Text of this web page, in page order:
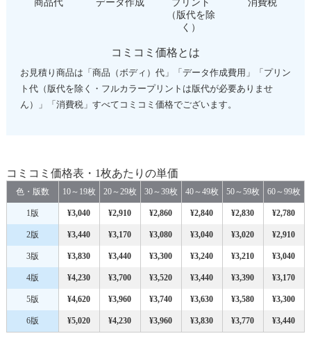
商品代 データ作成
プリント
（版代を除
く）
消費税
コミコミ価格とは
お見積り商品は「商品（ボディ）代」「データ作成費用」「プリン
ト代（版代を除く・フルカラープリントは版代が必要ありませ
ん）」「消費税」すべてコミコミ価格でございます。
コミコミ価格表・1枚あたりの単価
色・版数 10～19枚 20～29枚 30～39枚 40～49枚 50～59枚 60～99枚
1版 ¥3,040 ¥2,910 ¥2,860 ¥2,840 ¥2,830 ¥2,780
2版 ¥3,440 ¥3,170 ¥3,080 ¥3,040 ¥3,020 ¥2,910
3版 ¥3,830 ¥3,440 ¥3,300 ¥3,240 ¥3,210 ¥3,040
4版 ¥4,230 ¥3,700 ¥3,520 ¥3,440 ¥3,390 ¥3,170
5版 ¥4,620 ¥3,960 ¥3,740 ¥3,630 ¥3,580 ¥3,300
6版 ¥5,020 ¥4,230 ¥3,960 ¥3,830 ¥3,770 ¥3,440